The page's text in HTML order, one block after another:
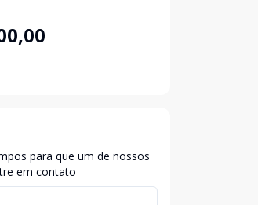
para que um de nossos
em contato